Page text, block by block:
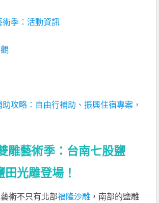
術季：活動資訊
攻略：自由行補助、振興住宿專案，
雕藝術季：台南七股鹽
光雕登場！
術不只有北部福隆沙雕 ，南部的鹽雕